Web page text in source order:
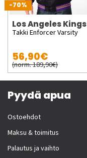
-70%
Los Angeles Kings
Takki Enforcer Varsity
56,90€
(norm. 189,90€)
Pyydä apua
Ostoehdot
Maksu & toimitus
Palautus ja vaihto